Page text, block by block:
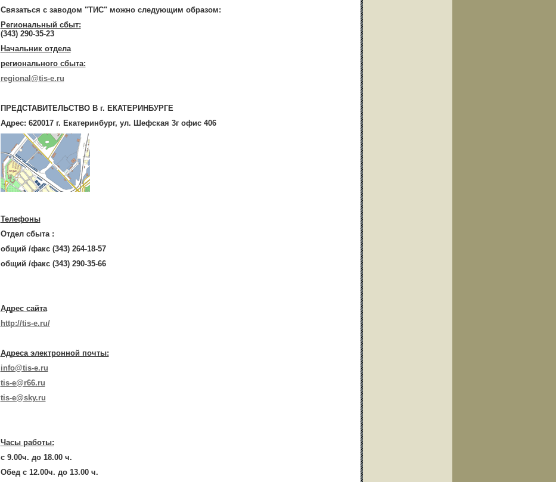
Связаться с заводом "ТИС" можно следующим образом:
Региональный сбыт:
(343) 290-35-23
Начальник отдела
регионального сбыта:
regional@tis-e.ru
ПРЕДСТАВИТЕЛЬСТВО В г. ЕКАТЕРИНБУРГЕ
Адрес: 620017 г. Екатеринбург, ул. Шефская 3г офис 406
Телефоны
Отдел сбыта :
общий /факс (343) 264-18-57
общий /факс (343) 290-35-66
Адрес сайта
http://tis-e.ru/
Адреса электронной почты:
info@tis-e.ru
tis-e@r66.ru
tis-e@sky.ru
Часы работы:
с 9.00ч. до 18.00 ч.
Обед с 12.00ч. до 13.00 ч.